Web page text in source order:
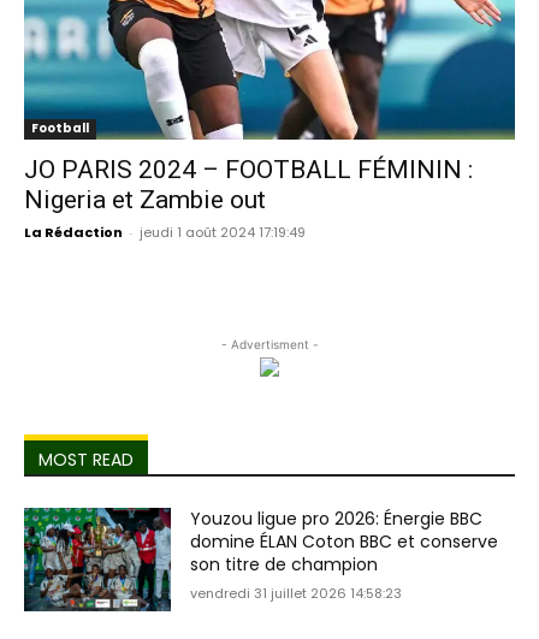
Football
JO PARIS 2024 – FOOTBALL FÉMININ :
Nigeria et Zambie out
La Rédaction - jeudi 1 août 2024 17:19:49
- Advertisment -
MOST READ
Youzou ligue pro 2026: Énergie BBC
domine ÉLAN Coton BBC et conserve
son titre de champion
vendredi 31 juillet 2026 14:58:23